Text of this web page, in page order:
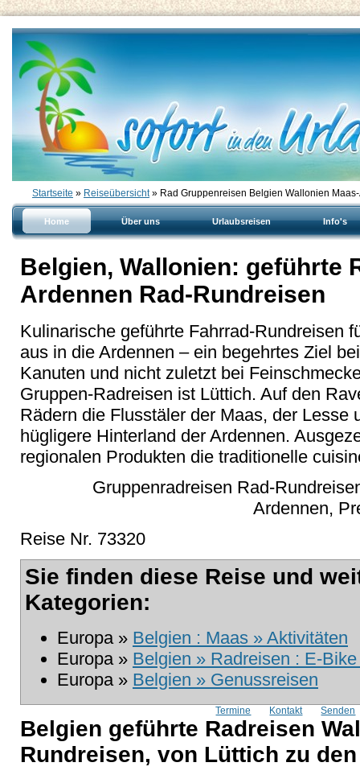
Startseite » Reiseübersicht» Rad Gruppenreisen Belgien Wallonien
Home Über uns Urlaubsreisen Info's
Belgien, Wallonien: geführte
Ardennen Rad-Rundreisen
Kulinarische geführte Fahrrad-Rundreisen
aus in die Ardennen – ein begehrtes Ziel
Kanuten und nicht zuletzt bei
Gruppen-Radreisen ist Lüttich. Auf den
Rädern die Flusstäler der Maas, der Lesse
hügligere Hinterland der Ardennen.
regionalen Produkten die traditionelle
Gruppenradreisen Rad-
Ardennen,
Reise Nr. 73320
Sie finden diese Reise und
Kategorien:
Europa » Belgien : Maas » Aktivitäten
Europa » Belgien » Radreisen : E-
Europa » Belgien » Genussreisen
Termine Kontakt Senden
Belgien geführte Radreisen
Rundreisen, von Lüttich zu